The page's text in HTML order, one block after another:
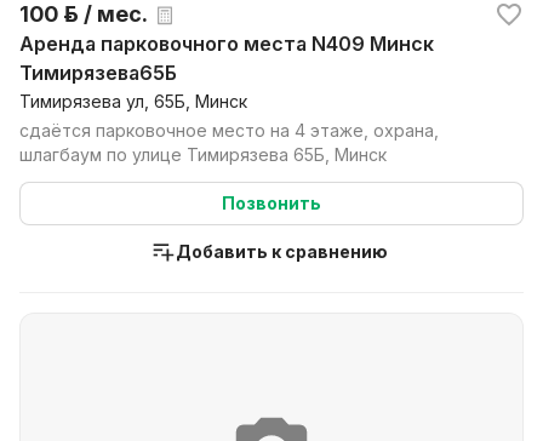
100 р. / мес.
Аренда парковочного места N409 Минск
Тимирязева65Б
Тимирязева ул, 65Б, Минск
сдаётся парковочное место на 4 этаже, охрана,
шлагбаум по улице Тимирязева 65Б, Минск
Позвонить
Добавить к сравнению